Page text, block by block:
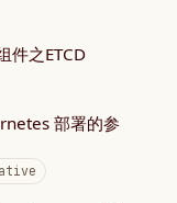
件之ETCD
部署的参